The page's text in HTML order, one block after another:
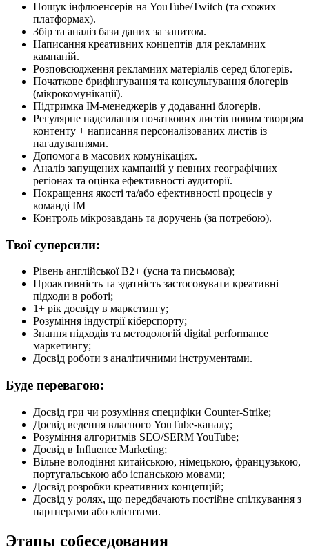
Пошук інфлюенсерів на YouTube/Twitch (та схожих
платформах).
Збір та аналіз бази даних за запитом.
Написання креативних концептів для рекламних
кампаній.
Розповсюдження рекламних матеріалів серед блогерів.
Початкове брифінгування та консультування блогерів
(мікрокомунікації).
Підтримка IM-менеджерів у додаванні блогерів.
Регулярне надсилання початкових листів новим творцям
контенту + написання персоналізованих листів із
нагадуваннями.
Допомога в масових комунікаціях.
Аналіз запущених кампаній у певних географічних
регіонах та оцінка ефективності аудиторії.
Покращення якості та/або ефективності процесів у
команді IM
Контроль мікрозавдань та доручень (за потребою).
Твої суперсили:
Рівень англійської B2+ (усна та письмова);
Проактивність та здатність застосовувати креативні
підходи в роботі;
1+ рік досвіду в маркетингу;
Розуміння індустрії кіберспорту;
Знання підходів та методологій digital performance
маркетингу;
Досвід роботи з аналітичними інструментами.
Буде перевагою:
Досвід гри чи розуміння специфіки Counter-Strike;
Досвід ведення власного YouTube-каналу;
Розуміння алгоритмів SEO/SERM YouTube;
Досвід в Influence Marketing;
Вільне володіння китайською, німецькою, французькою,
португальською або іспанською мовами;
Досвід розробки креативних концепцій;
Досвід у ролях, що передбачають постійне спілкування з
партнерами або клієнтами.
Этапы собеседования